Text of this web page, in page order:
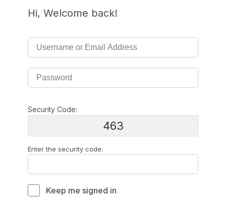
Hi, Welcome back!
Security Code:
463
Enter the security code:
Keep me signed in